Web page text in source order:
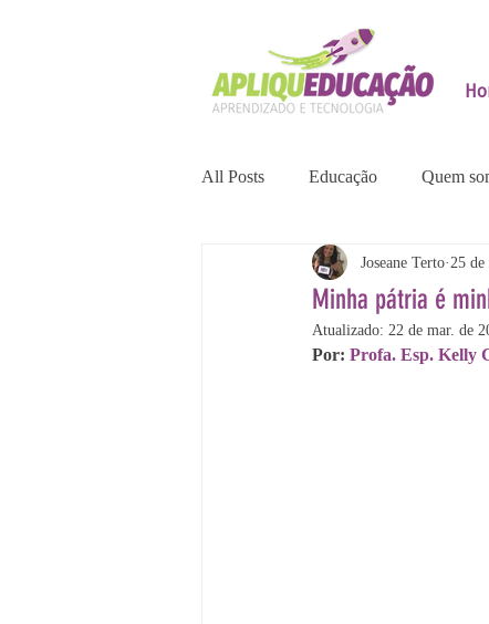
All Posts Educação Quem
Minha pátria é
Joseane Terto 25 de
Atualizado: 22 de mar. de
Por: Profa. Esp. Kelly